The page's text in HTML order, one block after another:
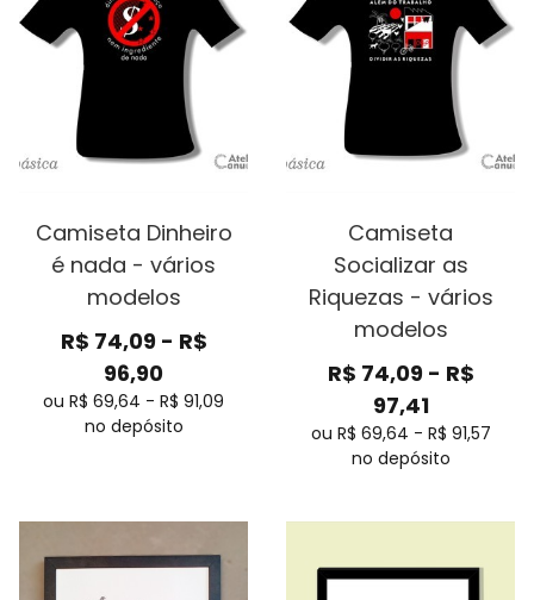
Camiseta Dinheiro
é nada - vários
modelos
R$ 74,09 - R$
96,90
ou R$ 69,64 - R$ 91,09
no depósito
Camiseta
Socializar as
Riquezas - vários
modelos
R$ 74,09 - R$
97,41
ou R$ 69,64 - R$ 91,57
no depósito